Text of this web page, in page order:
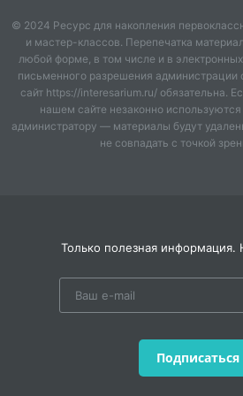
Проводится дидактическая игра
вещи? »
Воспитатель показывает
парикмахера, продавца,
– Кто это? Выйди и найди какой
Отправим Незнайке посылку с
– Ребята, давайте посмотрим что
письмо, открытка).
– Правильно. Что бы узнать, кто
© 2024 Ресурс для накопления
и мастер-классов. Перепечатка
любой форме, в том числе и в
письменного разрешения администрации
сайт https://interesarium.ru/ обязательна.
нашем сайте незаконно
администратору — материалы будут
не совпадать с точкой
Только полезная информация.
Подписаться